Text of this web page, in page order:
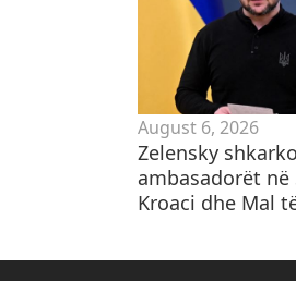
August 6, 2026
Zelensky
ambasadorët në
Kroaci dhe Mal